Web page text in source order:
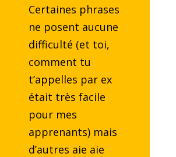
Certaines phrases
ne posent aucune
difficulté (et toi,
comment tu
t’appelles par ex
était très facile
pour mes
apprenants) mais
d’autres aie aie